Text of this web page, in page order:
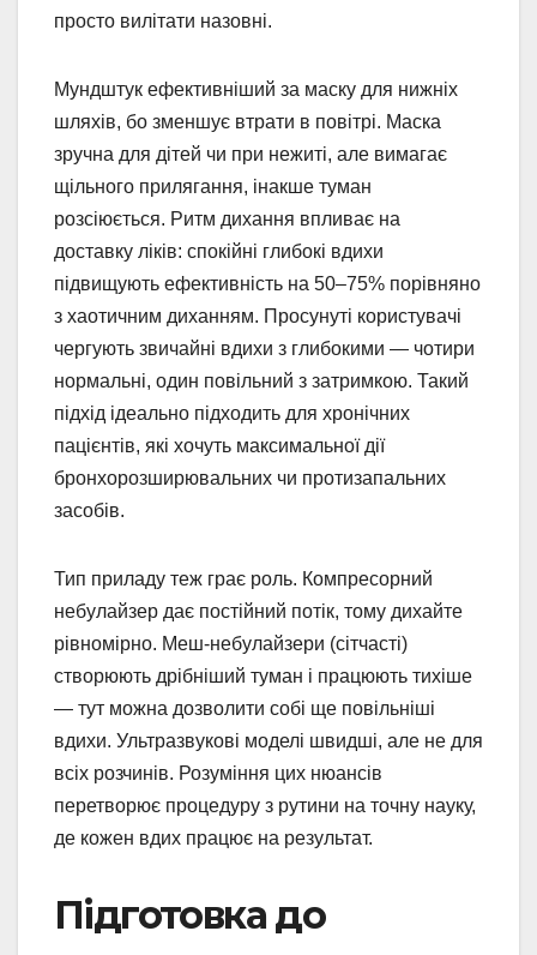
просто вилітати назовні.
Мундштук ефективніший за маску для нижніх
шляхів, бо зменшує втрати в повітрі. Маска
зручна для дітей чи при нежиті, але вимагає
щільного прилягання, інакше туман
розсіюється. Ритм дихання впливає на
доставку ліків: спокійні глибокі вдихи
підвищують ефективність на 50–75% порівняно
з хаотичним диханням. Просунуті користувачі
чергують звичайні вдихи з глибокими — чотири
нормальні, один повільний з затримкою. Такий
підхід ідеально підходить для хронічних
пацієнтів, які хочуть максимальної дії
бронхорозширювальних чи протизапальних
засобів.
Тип приладу теж грає роль. Компресорний
небулайзер дає постійний потік, тому дихайте
рівномірно. Меш-небулайзери (сітчасті)
створюють дрібніший туман і працюють тихіше
— тут можна дозволити собі ще повільніші
вдихи. Ультразвукові моделі швидші, але не для
всіх розчинів. Розуміння цих нюансів
перетворює процедуру з рутини на точну науку,
де кожен вдих працює на результат.
Підготовка до